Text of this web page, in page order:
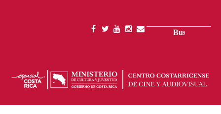
SOCIAL